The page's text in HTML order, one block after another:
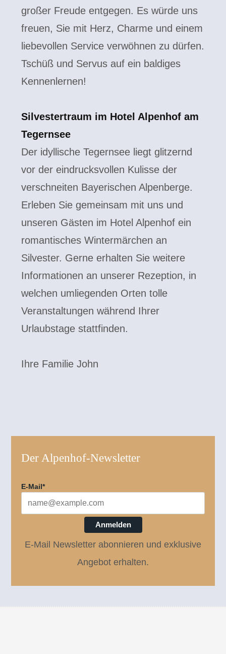
großer Freude entgegen. Es würde uns
freuen, Sie mit Herz, Charme und einem
liebevollen Service verwöhnen zu dürfen.
Tschüß und Servus auf ein baldiges
Kennenlernen!
Silvestertraum im Hotel Alpenhof am
Tegernsee
Der idyllische Tegernsee liegt glitzernd
vor der eindrucksvollen Kulisse der
verschneiten Bayerischen Alpenberge.
Erleben Sie gemeinsam mit uns und
unseren Gästen im Hotel Alpenhof ein
romantisches Wintermärchen an
Silvester. Gerne erhalten Sie weitere
Informationen an unserer Rezeption, in
welchen umliegenden Orten tolle
Veranstaltungen während Ihrer
Urlaubstage stattfinden.
Ihre Familie John
Der Alpenhof-Newsletter
E-Mail*
Anmelden
E-Mail Newsletter abonnieren und exklusive
Angebot erhalten.